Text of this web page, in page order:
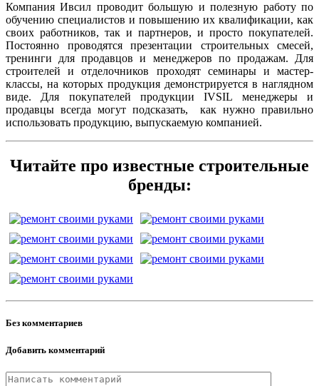
Компания Ивсил проводит большую и полезную работу по
обучению специалистов и повышению их квалификации, как
своих работников, так и партнеров, и просто покупателей.
Постоянно проводятся презентации строительных смесей,
тренинги для продавцов и менеджеров по продажам. Для
строителей и отделочников проходят семинары и мастер-
классы, на которых продукция демонстрируется в наглядном
виде. Для покупателей продукции IVSIL менеджеры и
продавцы всегда могут подсказать, как нужно правильно
использовать продукцию, выпускаемую компанией.
Читайте про известные строительные
бренды:
Без комментариев
Добавить комментарий